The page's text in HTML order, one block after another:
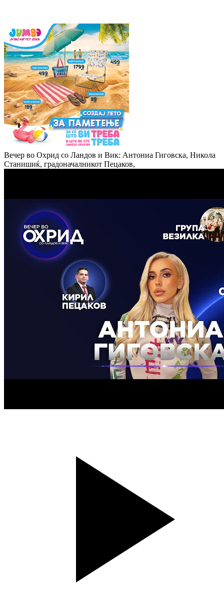
Вечер во Охрид со Ландов и Вик: Антониа Гиговска, Никола
Станишиќ, градоначалникот Пецаков,